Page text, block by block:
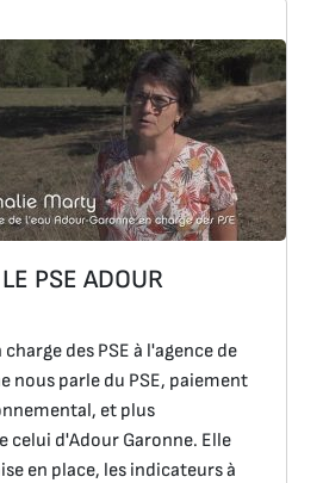
PSE ADOUR
des PSE à l'agence de
nous parle du PSE, paiement
et plus
celui d'Adour Garonne. Elle
en place, les indicateurs à